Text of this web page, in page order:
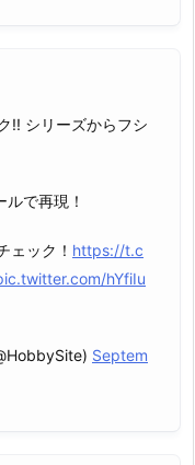
!! シリーズからフシ
で再現！
ェック！ https://t.c
hYfiIu
Septem